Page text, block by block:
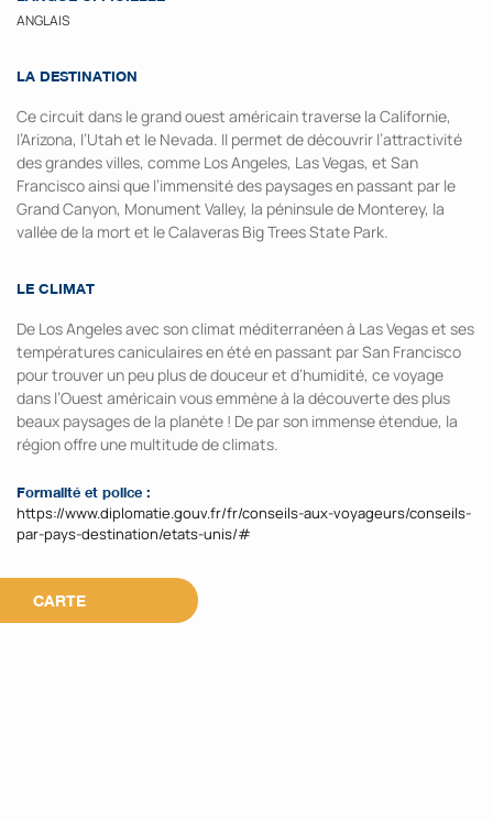
ANGLAIS
LA DESTINATION
Ce circuit dans le grand ouest américain traverse la Californie,
l’Arizona, l’Utah et le Nevada. Il permet de découvrir l’attractivité
des grandes villes, comme Los Angeles, Las Vegas, et San
Francisco ainsi que l’immensité des paysages en passant par le
Grand Canyon, Monument Valley, la péninsule de Monterey, la
vallée de la mort et le Calaveras Big Trees State Park.
LE CLIMAT
De Los Angeles avec son climat méditerranéen à Las Vegas et ses
températures caniculaires en été en passant par San Francisco
pour trouver un peu plus de douceur et d’humidité, ce voyage
dans l’Ouest américain vous emmène à la découverte des plus
beaux paysages de la planète ! De par son immense étendue, la
région offre une multitude de climats.
Formalité et police :
https://www.diplomatie.gouv.fr/fr/conseils-aux-voyageurs/conseils-
par-pays-destination/etats-unis/#
CARTE